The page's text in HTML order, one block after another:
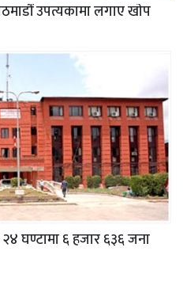
उपत्यकामा लगाए खाेप
२४ घण्टामा ६ हजार ६३६ जना